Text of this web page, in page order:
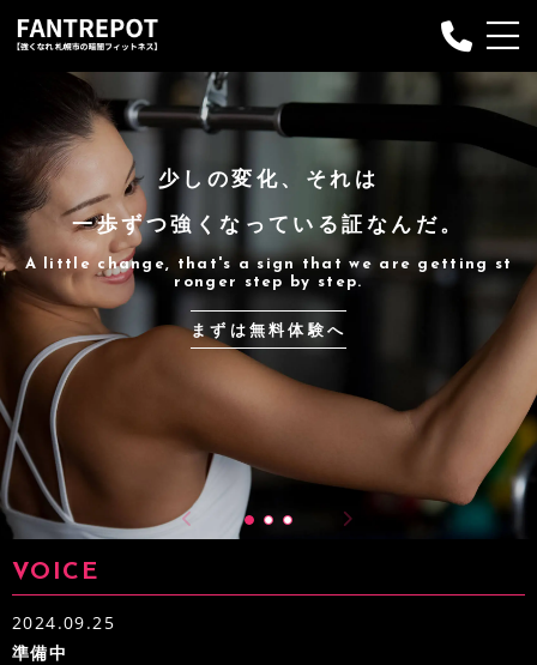
Fantrepotについて
プランのご案内
プログラム
お申し込み
インストラクター
ブログ
お問い合わせ
少しの変化、それは
一歩ずつ強くなっている証なんだ。
A little change, that's a sign that we are getting st
ronger step by step.
まずは無料体験へ
VOICE
2024.09.25
準備中